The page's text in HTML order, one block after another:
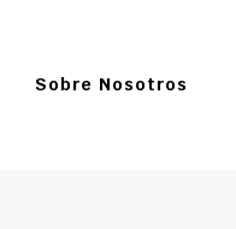
Sobre Nosotros